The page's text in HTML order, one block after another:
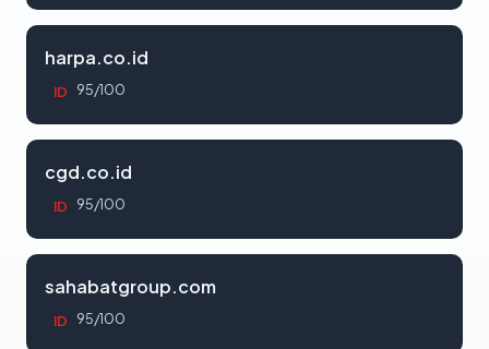
harpa.co.id
ID 95/100
cgd.co.id
ID 95/100
sahabatgroup.com
ID 95/100